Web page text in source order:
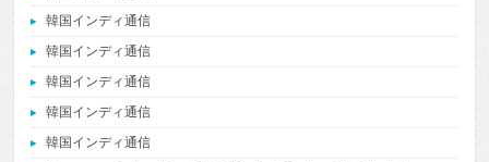
韓国インディ通信
韓国インディ通信
韓国インディ通信
韓国インディ通信
韓国インディ通信